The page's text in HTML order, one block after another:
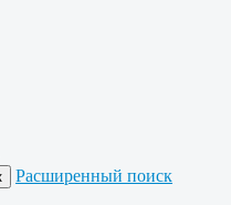
Расширенный поиск